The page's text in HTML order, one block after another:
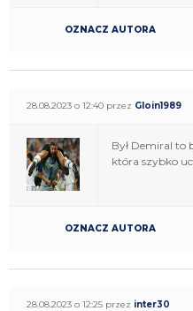
OZNACZ AUTORA
28.08.2023 o 12:40 przez Gloin1989
Był Demiral to
która szybko
OZNACZ AUTORA
28.08.2023 o 12:25 przez inter30